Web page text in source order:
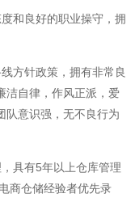
和良好的职业操守，拥
方针政策，拥有非常良
洁自律，作风正派，爱
队意识强，无不良行为
具有5年以上仓库管理
商仓储经验者优先录